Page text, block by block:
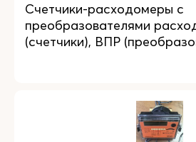
Счетчики-расходомеры с
преобразователями
(счетчики), ВПР